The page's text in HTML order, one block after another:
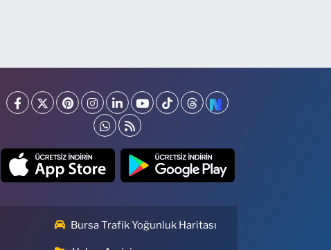
Bursa Trafik Yoğunluk Haritası